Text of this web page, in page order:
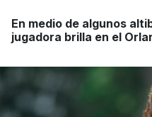
En medio de algunos
jugadora brilla en el